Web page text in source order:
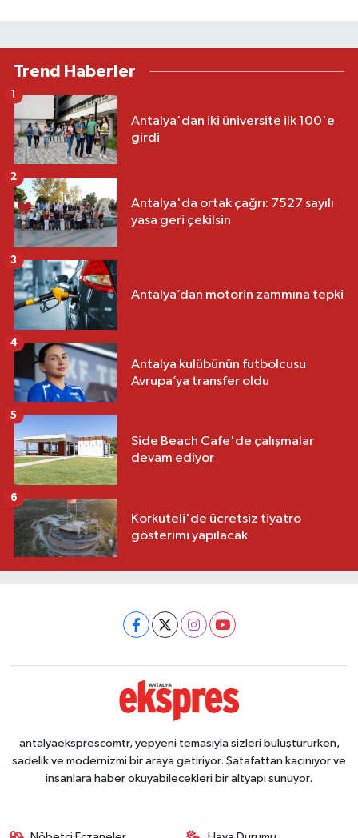
Trend Haberler
Antalya'dan iki üniversite ilk 100'e
girdi
1
Antalya'da ortak çağrı: 7527 sayılı
yasa geri çekilsin
2
Antalya’dan motorin zammına tepki
3
Antalya kulübünün futbolcusu
Avrupa’ya transfer oldu
4
Side Beach Cafe'de çalışmalar
devam ediyor
5
Korkuteli'de ücretsiz tiyatro
gösterimi yapılacak
6
antalyaeksprescomtr, yepyeni temasıyla sizleri buluştururken,
sadelik ve modernizmi bir araya getiriyor. Şatafattan kaçınıyor ve
insanlara haber okuyabilecekleri bir altyapı sunuyor.